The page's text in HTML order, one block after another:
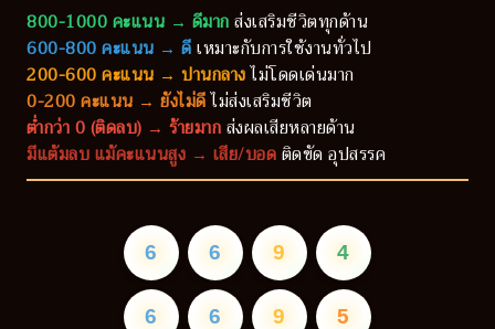
800-1000 คะแนน → ดีมากส่งเสริมชีวิตทุกด้าน
600-800 คะแนน → ดีเหมาะกับการใช้งานทั่วไป
200-600 คะแนน → ปานกลางไม่โดดเด่นมาก
0-200 คะแนน → ยังไม่ดีไม่ส่งเสริมชีวิต
ต่ำกว่า 0 (ติดลบ) → ร้ายมากส่งผลเสียหลายด้าน
มีแต้มลบ แม้คะแนนสูง → เสีย/บอดติดขัด อุปสรรค
6 6 9 4
6 6 9 5